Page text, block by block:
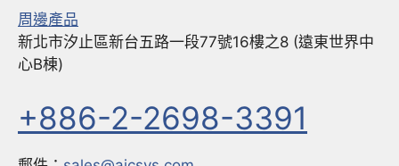
周邊產品
新北市汐止區新台五路一段77號16樓之8 (遠東世界中
心B棟)
+886-2-2698-3391